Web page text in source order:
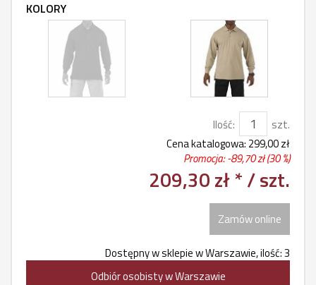
KOLORY
Ilość:
szt.
Cena katalogowa: 299,00 zł
Promocja: -89,70 zł(30 %)
209,30 zł */ szt.
Zamów online
Dostępny w sklepie w Warszawie, ilość: 3
Odbiór osobisty w Warszawie